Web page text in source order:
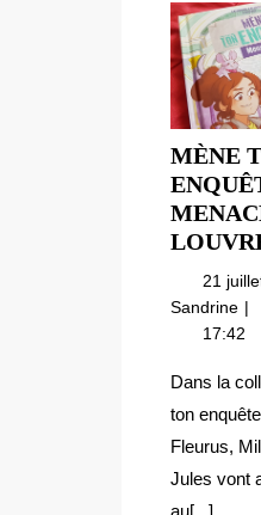
MÈNE
21
Sandrine
ton
:
le
17:42
Dans la
ton
Fleurus,
Jules vont